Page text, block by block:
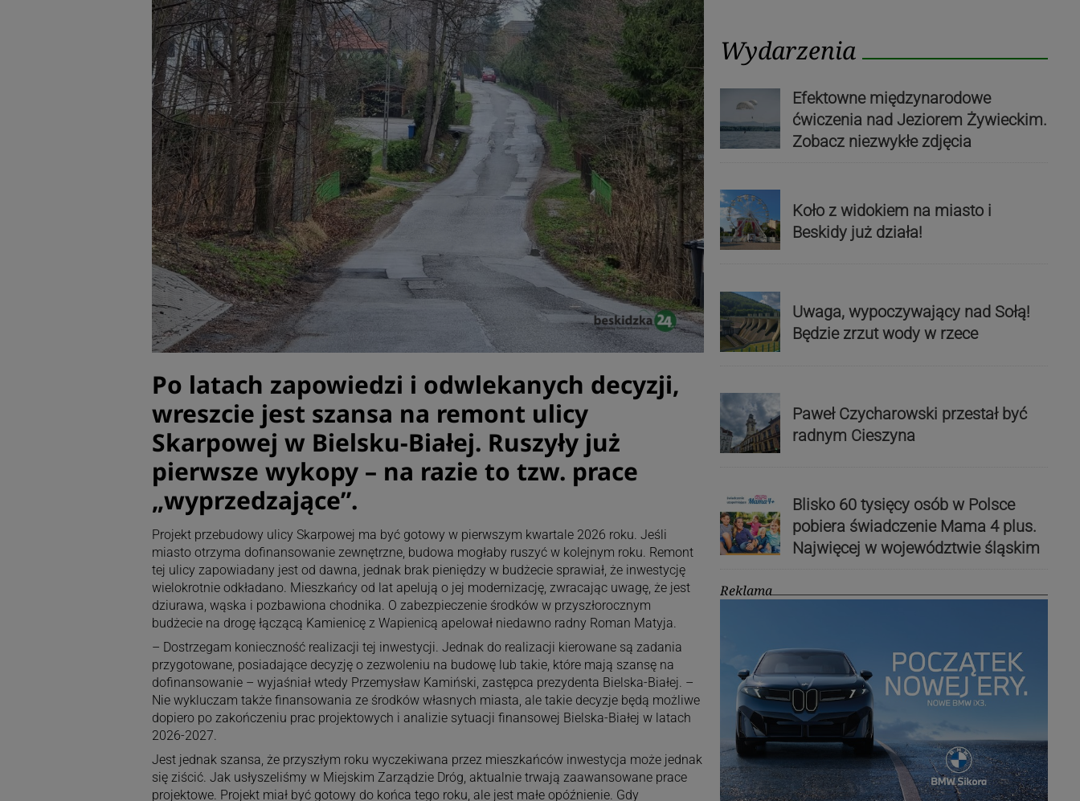
Po latach zapowiedzi i odwlekanych decyzji,
wreszcie jest szansa na remont ulicy
Skarpowej w Bielsku-Białej. Ruszyły już
pierwsze wykopy – na razie to tzw. prace
„wyprzedzające”.
Projekt przebudowy ulicy Skarpowej ma być gotowy w pierwszym kwartale 2026 roku. Jeśli
miasto otrzyma dofinansowanie zewnętrzne, budowa mogłaby ruszyć w kolejnym roku. Remont
tej ulicy zapowiadany jest od dawna, jednak brak pieniędzy w budżecie sprawiał, że inwestycję
wielokrotnie odkładano. Mieszkańcy od lat apelują o jej modernizację, zwracając uwagę, że jest
dziurawa, wąska i pozbawiona chodnika. O zabezpieczenie środków w przyszłorocznym
budżecie na drogę łączącą Kamienicę z Wapienicą apelował niedawno radny Roman Matyja.
– Dostrzegam konieczność realizacji tej inwestycji. Jednak do realizacji kierowane są zadania
przygotowane, posiadające decyzję o zezwoleniu na budowę lub takie, które mają szansę na
dofinansowanie – wyjaśniał wtedy Przemysław Kamiński, zastępca prezydenta Bielska-Białej. –
Nie wykluczam także finansowania ze środków własnych miasta, ale takie decyzje będą możliwe
dopiero po zakończeniu prac projektowych i analizie sytuacji finansowej Bielska-Białej w latach
2026-2027.
Jest jednak szansa, że przyszłym roku wyczekiwana przez mieszkańców inwestycja może jednak
się ziścić. Jak usłyszeliśmy w Miejskim Zarządzie Dróg, aktualnie trwają zaawansowane prace
projektowe. Projekt miał być gotowy do końca tego roku, ale jest małe opóźnienie. Gdy
Wydarzenia
Efektowne międzynarodowe
ćwiczenia nad Jeziorem Żywieckim.
Zobacz niezwykłe zdjęcia
Koło z widokiem na miasto i
Beskidy już działa!
Uwaga, wypoczywający nad Sołą!
Będzie zrzut wody w rzece
Paweł Czycharowski przestał być
radnym Cieszyna
Blisko 60 tysięcy osób w Polsce
pobiera świadczenie Mama 4 plus.
Najwięcej w województwie śląskim
Reklama